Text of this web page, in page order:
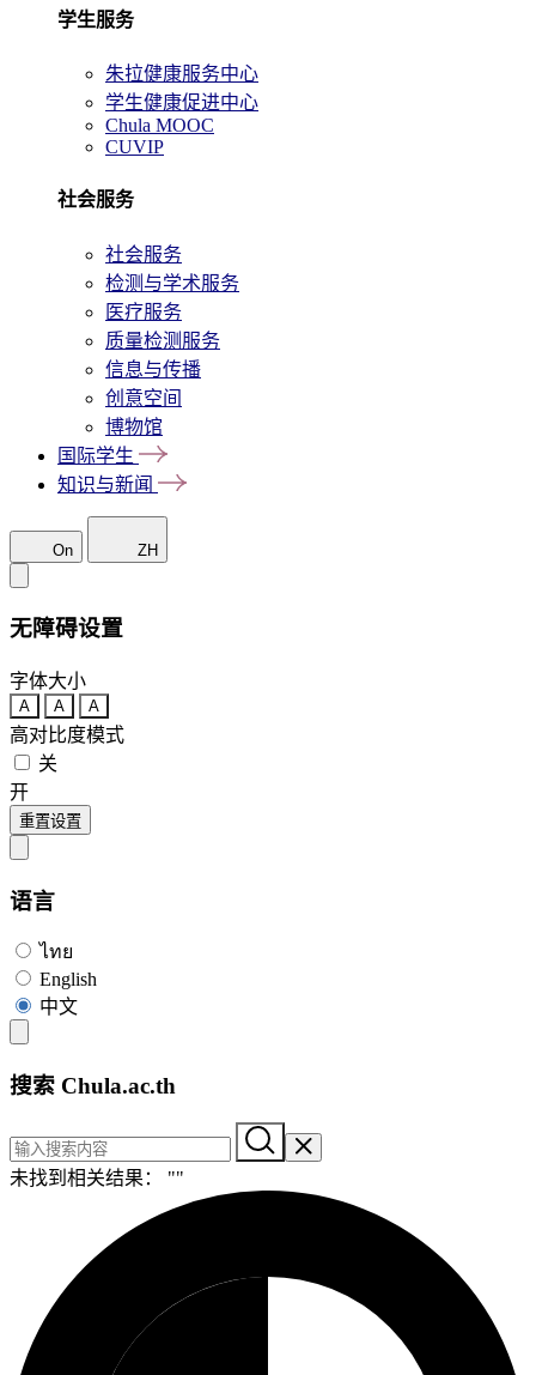
学生服务
朱拉健康服务中心
学生健康促进中心
Chula MOOC
CUVIP
社会服务
社会服务
检测与学术服务
医疗服务
质量检测服务
信息与传播
创意空间
博物馆
国际学生
知识与新闻
On ZH
无障碍设置
字体大小
A A A
高对比度模式
关
开
重置设置
语言
ไทย
English
中文
搜索 Chula.ac.th
未找到相关结果： ""